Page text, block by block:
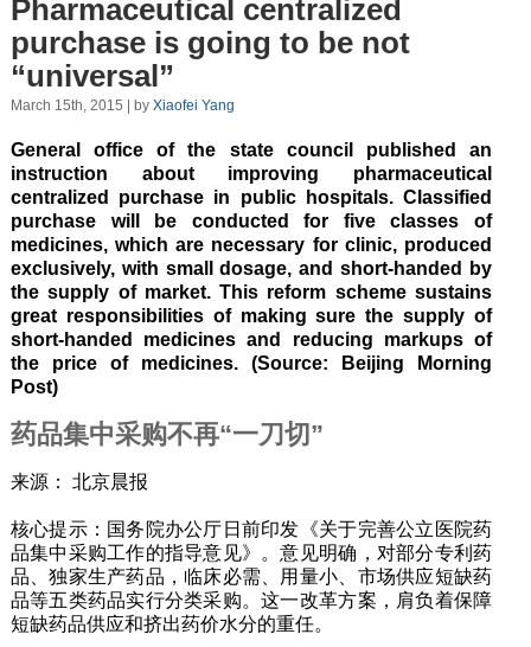
Pharmaceutical centralized
purchase is going to be not
“universal”
March 15th, 2015 | by Xiaofei Yang
General office of the state council published an
instruction about improving pharmaceutical
centralized purchase in public hospitals. Classified
purchase will be conducted for five classes of
medicines, which are necessary for clinic, produced
exclusively, with small dosage, and short-handed by
the supply of market. This reform scheme sustains
great responsibilities of making sure the supply of
short-handed medicines and reducing markups of
the price of medicines. (Source: Beijing Morning
Post)
药品集中采购不再“一刀切”
来源： 北京晨报
核心提示：国务院办公厅日前印发《关于完善公立医院药
品集中采购工作的指导意见》。意见明确，对部分专利药
品、独家生产药品，临床必需、用量小、市场供应短缺药
品等五类药品实行分类采购。这一改革方案，肩负着保障
短缺药品供应和挤出药价水分的重任。